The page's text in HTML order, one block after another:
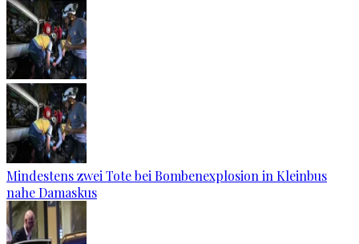
Mindestens zwei Tote bei Bombenexplosion in Kleinbus
nahe Damaskus